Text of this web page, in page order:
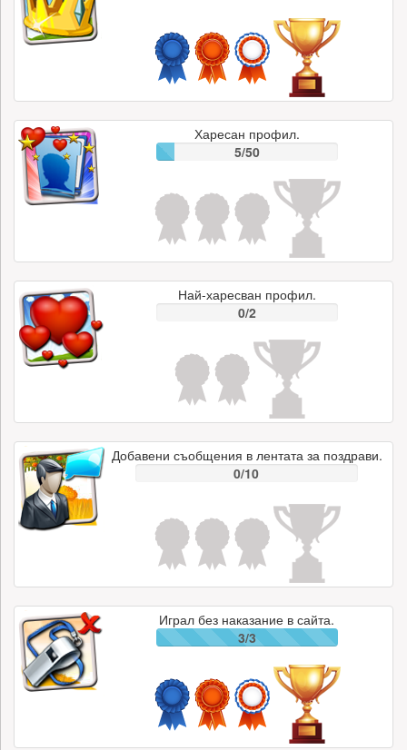
Харесан профил.
5/50
Най-харесван профил.
0/2
Добавени съобщения в лентата за поздрави.
0/10
Играл без наказание в сайта.
3/3